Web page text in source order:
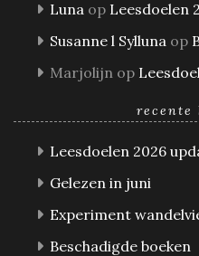
Luna op Leesdoelen
Susanne l Sylluna op
Marjolijn op
recente
Leesdoelen 2026
Gelezen in juni
Experiment
Beschadigde boeken